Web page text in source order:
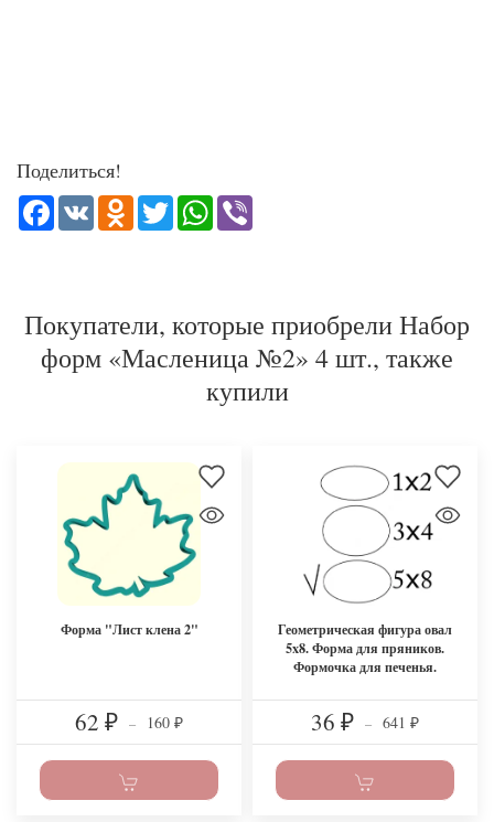
Поделиться!
Facebook
VK Odnoklassniki
TwitterWhatsApp
Покупатели, которые приобрели Набор
форм «Масленица №2» 4 шт., также
купили
Форма "Лист клена 2"
62 ₽ – 160 ₽
Геометрическая фигура овал
5x8. Форма для пряников.
Формочка для печенья.
36 ₽ – 641 ₽